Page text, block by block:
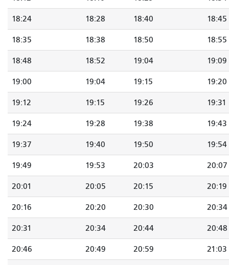
18:24 18:28 18:40 18:45
18:35 18:38 18:50 18:55
18:48 18:52 19:04 19:09
19:00 19:04 19:15 19:20
19:12 19:15 19:26 19:31
19:24 19:28 19:38 19:43
19:37 19:40 19:50 19:54
19:49 19:53 20:03 20:07
20:01 20:05 20:15 20:19
20:16 20:20 20:30 20:34
20:31 20:34 20:44 20:48
20:46 20:49 20:59 21:03